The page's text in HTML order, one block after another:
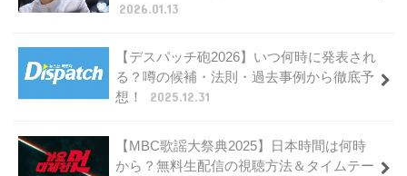
2026.01.13
【デスパッチ砲2026】いつ何時に発表され
る？噂の候補・法則・過去事例から徹底予
想！
2025.12.31
【MBC歌謡大祭典2025】日本時間は何時
から？無料生配信の視聴方法＆タイムテー